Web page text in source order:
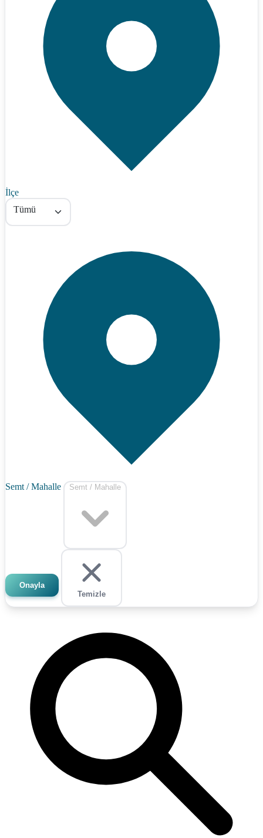
İlçe
Tümü
Semt / Mahalle Semt / Mahalle
Onayla
Temizle